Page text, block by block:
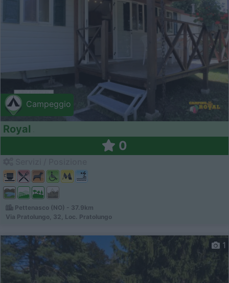
Campeggio
Royal
0
Pettenasco (NO) - 37.9km
Via Pratolungo, 32, Loc. Pratolungo
1